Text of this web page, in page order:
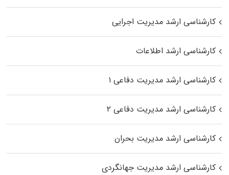
کارشناسی ارشد مدیریت اجرایی
کارشناسی ارشد اطلاعات
کارشناسی ارشد مدیریت دفاعی ۱
کارشناسی ارشد مدیریت دفاعی ۲
کارشناسی ارشد مدیریت بحران
کارشناسی ارشد مدیریت جهانگردی